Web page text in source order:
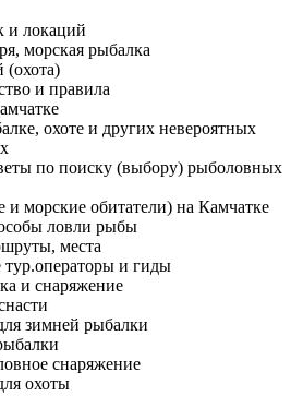
и локаций
морская рыбалка
(охота)
и правила
охоте и других невероятных
по поиску (выбору) рыболовных
морские обитатели) на Камчатке
ловли рыбы
места
и гиды
и снаряжение
зимней рыбалки
снаряжение
охоты